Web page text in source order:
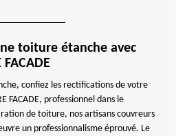
toiture étanche avec
FACADE
confiez les rectifications de votre
FACADE, professionnel dans le
de toiture, nos artisans couvreurs
un professionnalisme éprouvé. Le